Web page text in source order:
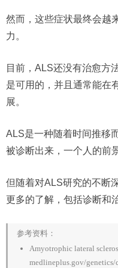
然而，这些症状最终会越
力。
目前，ALS还没有治愈方
是可用的，并且通常能在
展。
ALS是一种随着时间推移
被诊断出来，一个人的前
但随着对ALS研究的不断
更多的了解，包括诊断和
参考资料：
Amyotrophic lateral
medlineplus.gov/